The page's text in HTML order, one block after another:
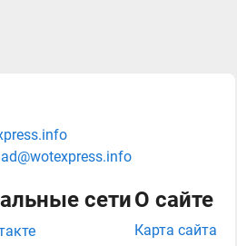
ad@wotexpress.info
сетиО сайте
Карта сайта